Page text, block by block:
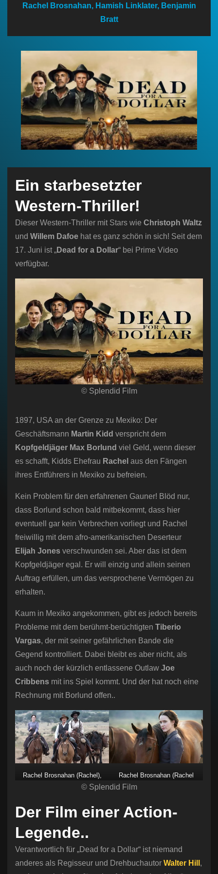
Rachel Brosnahan, Hamish Linklater, Benjamin
Bratt
Ein starbesetzter
Western-Thriller!
Dieser Western-Thriller mit Stars wie Christoph Waltz
und Willem Dafoe hat es ganz schön in sich! Seit dem
17. Juni ist „Dead for a Dollar“ bei Prime Video
verfügbar.
© Splendid Film
1897, USA an der Grenze zu Mexiko: Der
Geschäftsmann Martin Kidd verspricht dem
Kopfgeldjäger Max Borlund viel Geld, wenn dieser
es schafft, Kidds Ehefrau Rachel aus den Fängen
ihres Entführers in Mexiko zu befreien.
Kein Problem für den erfahrenen Gauner! Blöd nur,
dass Borlund schon bald mitbekommt, dass hier
eventuell gar kein Verbrechen vorliegt und Rachel
freiwillig mit dem afro-amerikanischen Deserteur
Elijah Jones verschwunden sei. Aber das ist dem
Kopfgeldjäger egal. Er will einzig und allein seinen
Auftrag erfüllen, um das versprochene Vermögen zu
erhalten.
Kaum in Mexiko angekommen, gibt es jedoch bereits
Probleme mit dem berühmt-berüchtigten Tiberio
Vargas, der mit seiner gefährlichen Bande die
Gegend kontrolliert. Dabei bleibt es aber nicht, als
auch noch der kürzlich entlassene Outlaw Joe
Cribbens mit ins Spiel kommt. Und der hat noch eine
Rechnung mit Borlund offen..
Rachel Brosnahan (Rachel),
Christoph Waltz (Max
(Elijah Jones)
Rachel Brosnahan (Rachel
© Splendid Film
Der Film einer Action-
Legende..
Verantwortlich für „Dead for a Dollar“ ist niemand
anderes als Regisseur und Drehbuchautor Walter Hill ,